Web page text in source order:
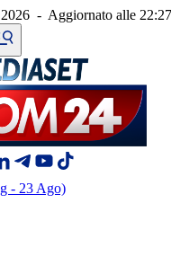
- Aggiornato alle 22:27
- 23 Ago)